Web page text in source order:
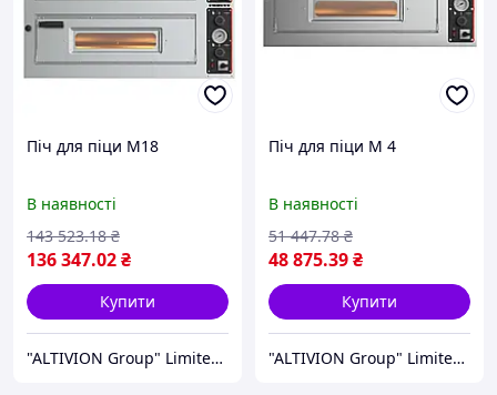
Піч для піци M18
В наявності
136 347.02₴
143 523.18 ₴
Купити
"ALTIVION Group" Limited Liability Company
Піч для піци M 4
В наявності
48 875.39₴
51 447.78 ₴
Купити
"ALTIVION Group" Limited Liability Company